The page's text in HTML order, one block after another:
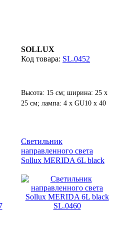
SOLLUX
SL.0452
Высота: 15 см; ширина: 25 х
25 см; лампа: 4 х GU10 х 40
Светильник
направленного света
Sollux MERIDA 6L black